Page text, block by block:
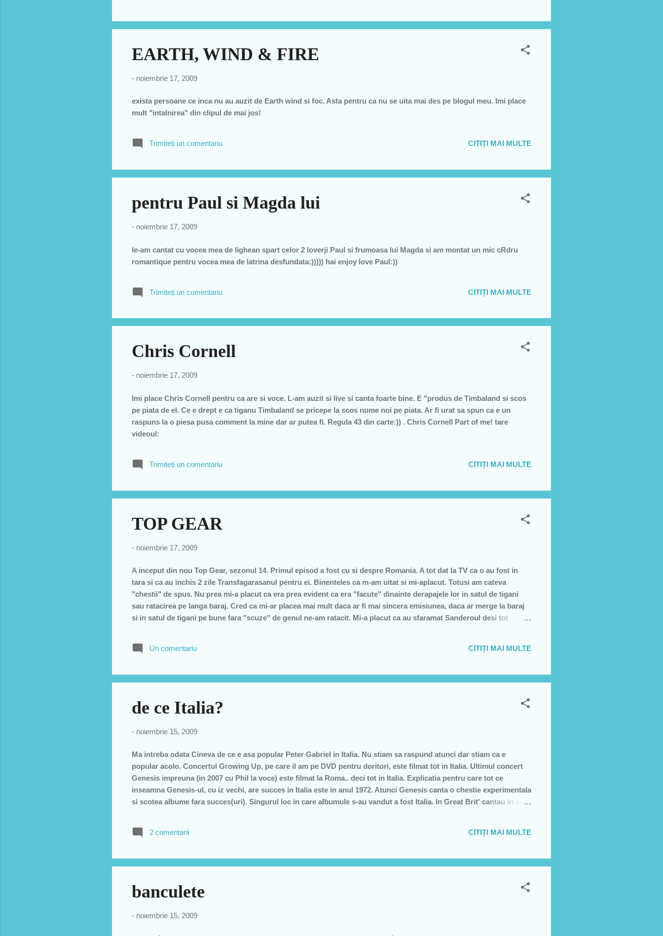
EARTH, WIND & FIRE
- noiembrie 17, 2009
exista persoane ce inca nu au auzit de Earth wind si foc. Asta pentru ca nu se uita mai des pe blogul meu. Imi place
mult "intalnirea" din clipul de mai jos!
Trimiteți un comentariu CITIȚI MAI MULTE
pentru Paul si Magda lui
- noiembrie 17, 2009
le-am cantat cu vocea mea de lighean spart celor 2 loverji Paul si frumoasa lui Magda si am montat un mic cRdru
romantique pentru vocea mea de latrina desfundata:))))) hai enjoy love Paul:))
Trimiteți un comentariu CITIȚI MAI MULTE
Chris Cornell
- noiembrie 17, 2009
Imi place Chris Cornell pentru ca are si voce. L-am auzit si live si canta foarte bine. E "produs de Timbaland si scos
pe piata de el. Ce e drept e ca tiganu Timbaland se pricepe la scos nume noi pe piata. Ar fi urat sa spun ca e un
raspuns la o piesa pusa comment la mine dar ar putea fi. Regula 43 din carte:)) . Chris Cornell Part of me! tare
videoul:
Trimiteți un comentariu CITIȚI MAI MULTE
TOP GEAR
- noiembrie 17, 2009
A inceput din nou Top Gear, sezonul 14. Primul episod a fost cu si despre Romania. A tot dat la TV ca o au fost in
tara si ca au inchis 2 zile Transfagarasanul pentru ei. Binenteles ca m-am uitat si mi-aplacut. Totusi am cateva
"chestii" de spus. Nu prea mi-a placut ca era prea evident ca era "facute" dinainte derapajele lor in satul de tigani
sau ratacirea pe langa baraj. Cred ca mi-ar placea mai mult daca ar fi mai sincera emisiunea, daca ar merge la baraj
si in satul de tigani pe bune fara "scuze" de genul ne-am ratacit. Mi-a placut ca au sfaramat Sanderoul desi tot
prins niste imagini de faceau pe ei Jeremy and the gang. All in all mi-a placut mult episodul si ma bucur mai ales ca a
Un comentariu CITIȚI MAI MULTE
de ce Italia?
- noiembrie 15, 2009
Ma intreba odata Cineva de ce e asa popular Peter Gabriel in Italia. Nu stiam sa raspund atunci dar stiam ca e
popular acolo. Concertul Growing Up, pe care il am pe DVD pentru doritori, este filmat tot in Italia. Ultimul concert
Genesis impreuna (in 2007 cu Phil la voce) este filmat la Roma.. deci tot in Italia. Explicatia pentru care tot ce
inseamna Genesis-ul, cu iz vechi, are succes in Italia este in anul 1972. Atunci Genesis canta o chestie experimentala
si scotea albume fara succes(uri). Singurul loc in care albumule s-au vandut a fost Italia. In Great Brit' cantau in sali
mergi la un concert si NU DE MUZICA USOARA sau mai lenta cel putin, era o muzica destul de dura, puteai sa te
2 comentarii CITIȚI MAI MULTE
banculete
- noiembrie 15, 2009